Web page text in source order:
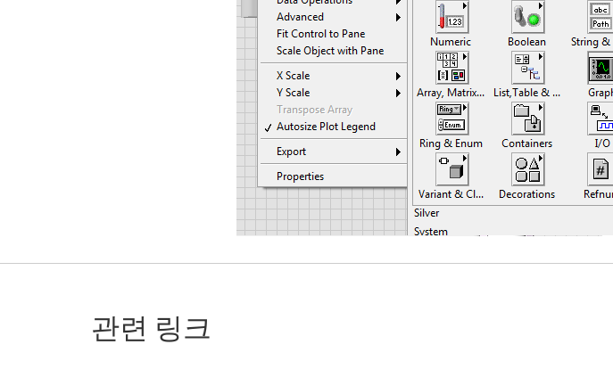
관련 링크